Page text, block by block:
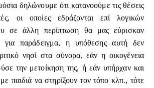
δηλώνουμε ότι κατανοούμε τις θέσεις
οι οποίες εδράζονται επί λογικών
σε άλλη περίπτωση θα μας εύρισκαν
παράδειγμα, η υπόθεσης αυτή δεν
νησί στα σύνορα, εάν η οικογένεια
την μετοίκηση της, ή εάν υπήρχαν και
με παιδιά να στηρίξουν τον τόπο κλπ., τότε